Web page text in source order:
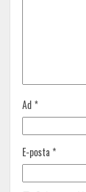
Ad *
E-posta *